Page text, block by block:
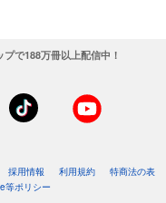
で188万冊以上配信中！
採用情報 利用規約
特商法の表
等ポリシー